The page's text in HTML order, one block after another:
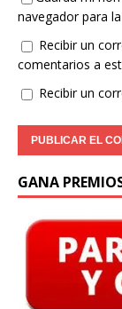
navegador para
Recibir un
comentarios a
Recibir un
GANA